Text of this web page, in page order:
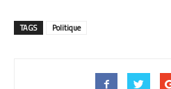
TAGS Politique